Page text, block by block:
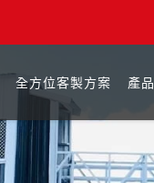
全方位客製方案 產品